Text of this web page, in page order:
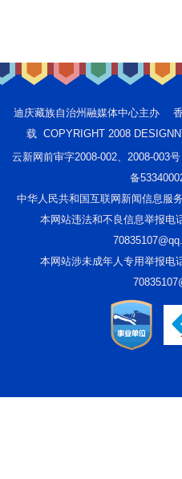
迪庆藏族自治州融媒体中心主办
载 COPYRIGHT 2008
云新网前审字2008-002、2008-003
备
中华人民共和国互联网新闻信息服
本网站违法和不良信息举报电
本网站涉未成年人专用举报电